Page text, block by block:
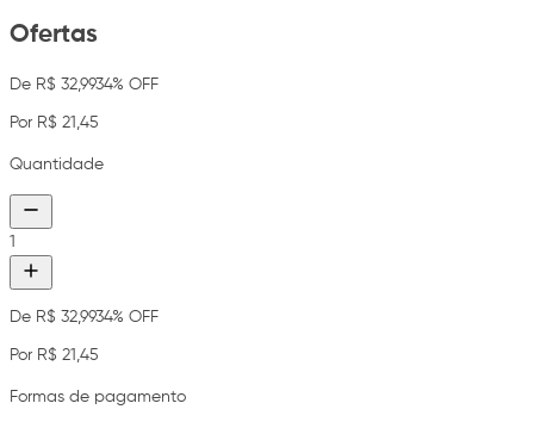
Ofertas
De R$ 32,9934% OFF
Por R$ 21,45
Quantidade
1
De R$ 32,9934% OFF
Por R$ 21,45
Formas de pagamento